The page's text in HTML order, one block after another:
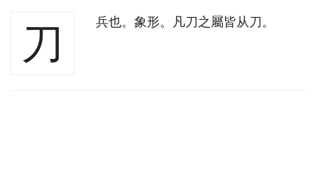
刀 兵也。象形。凡刀之屬皆从刀。